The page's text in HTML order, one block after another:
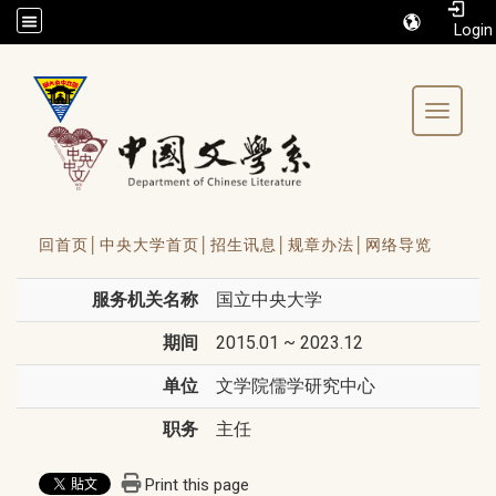
/accesskey"" title="Toolbar">:::
Toggle
回首页│ 中央大学首页│ 招生讯息│ 规章办法│ 网络导览
服务机关名称 国立中央大学
期间 2015.01 ~ 2023.12
单位 文学院儒学研究中心
职务 主任
Print this page